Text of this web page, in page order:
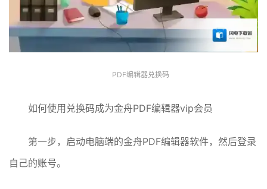
PDF编辑器兑换码
如何使用兑换码成为金舟PDF编辑器vip会员
第一步，启动电脑端的金舟PDF编辑器软件，然后登录
自己的账号。